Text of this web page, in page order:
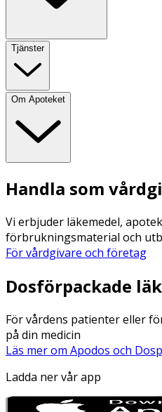
Tjänster
Om Apoteket
Handla som
Vi erbjuder läkemedel,
förbrukningsmaterial och
För vårdgivare och företag
Dosförpackade
För vårdens patienter eller
på din medicin
Läs mer om Apodos och
Ladda ner vår app